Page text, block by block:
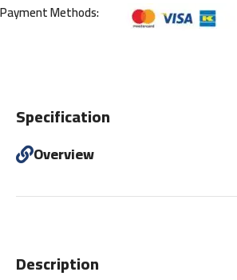
Payment Methods:
Description
Specification
Overview